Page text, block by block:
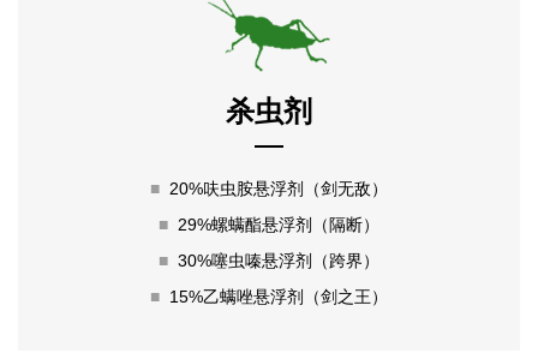
杀虫剂
■ 20%呋虫胺悬浮剂（剑无敌）
■ 29%螺螨酯悬浮剂（隔断）
■ 30%噻虫嗪悬浮剂（跨界）
■ 15%乙螨唑悬浮剂（剑之王）